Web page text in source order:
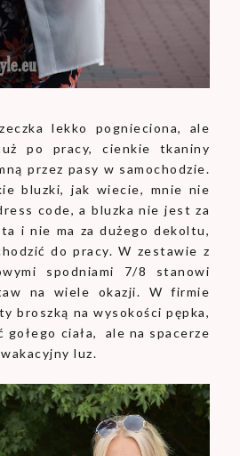
lekko pognieciona, ale
po pracy, cienkie tkaniny
przez pasy w samochodzie.
bluzki, jak wiecie, mnie nie
code, a bluzka nie jest za
i nie ma za dużego dekoltu,
do pracy. W zestawie z
spodniami 7/8 stanowi
na wiele okazji. W firmie
broszką na wysokości pępka,
gołego ciała, ale na spacerze
luz.